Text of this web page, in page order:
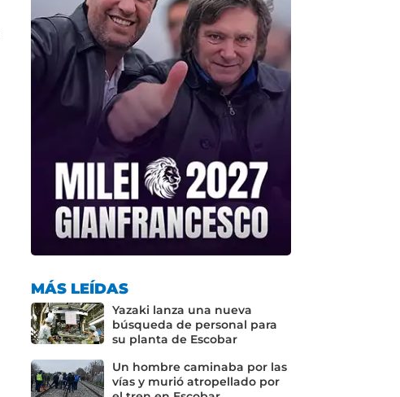
MÁS LEÍDAS
Yazaki lanza una nueva
búsqueda de personal para
su planta de Escobar
Un hombre caminaba por las
vías y murió atropellado por